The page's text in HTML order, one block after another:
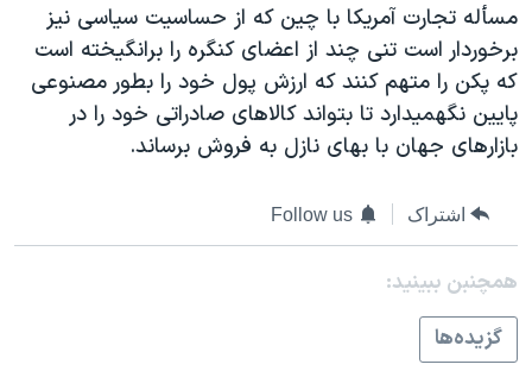
اسرائیل در جنگ
گالری عکس
آرشیو پخش زنده
ورزش زنان در ایران
اعتراضات زن، زندگی، آزادی
مجموعه مستندهای دادخواهی
دادگاه حمید نوری
چهل سال گروگان‌گیری
قانون شفافیت دارائی کادر رهبری ایران
اعتراضات مردمی آبان ۹۸
زبانهای مختلف
مسأله تجارت آمریکا با چین که از حساسیت سیاسی نیز
برخوردار است تنی چند از اعضای کنگره را برانگیخته است
که پکن را متهم کنند که ارزش پول خود را بطور مصنوعی
پایین نگهمیدارد تا بتواند کالاهای صادراتی خود را در
بازارهای جهان با بهای نازل به فروش برساند.
اشتراک Follow us
همچنبن ببینید:
گزيده‌ها